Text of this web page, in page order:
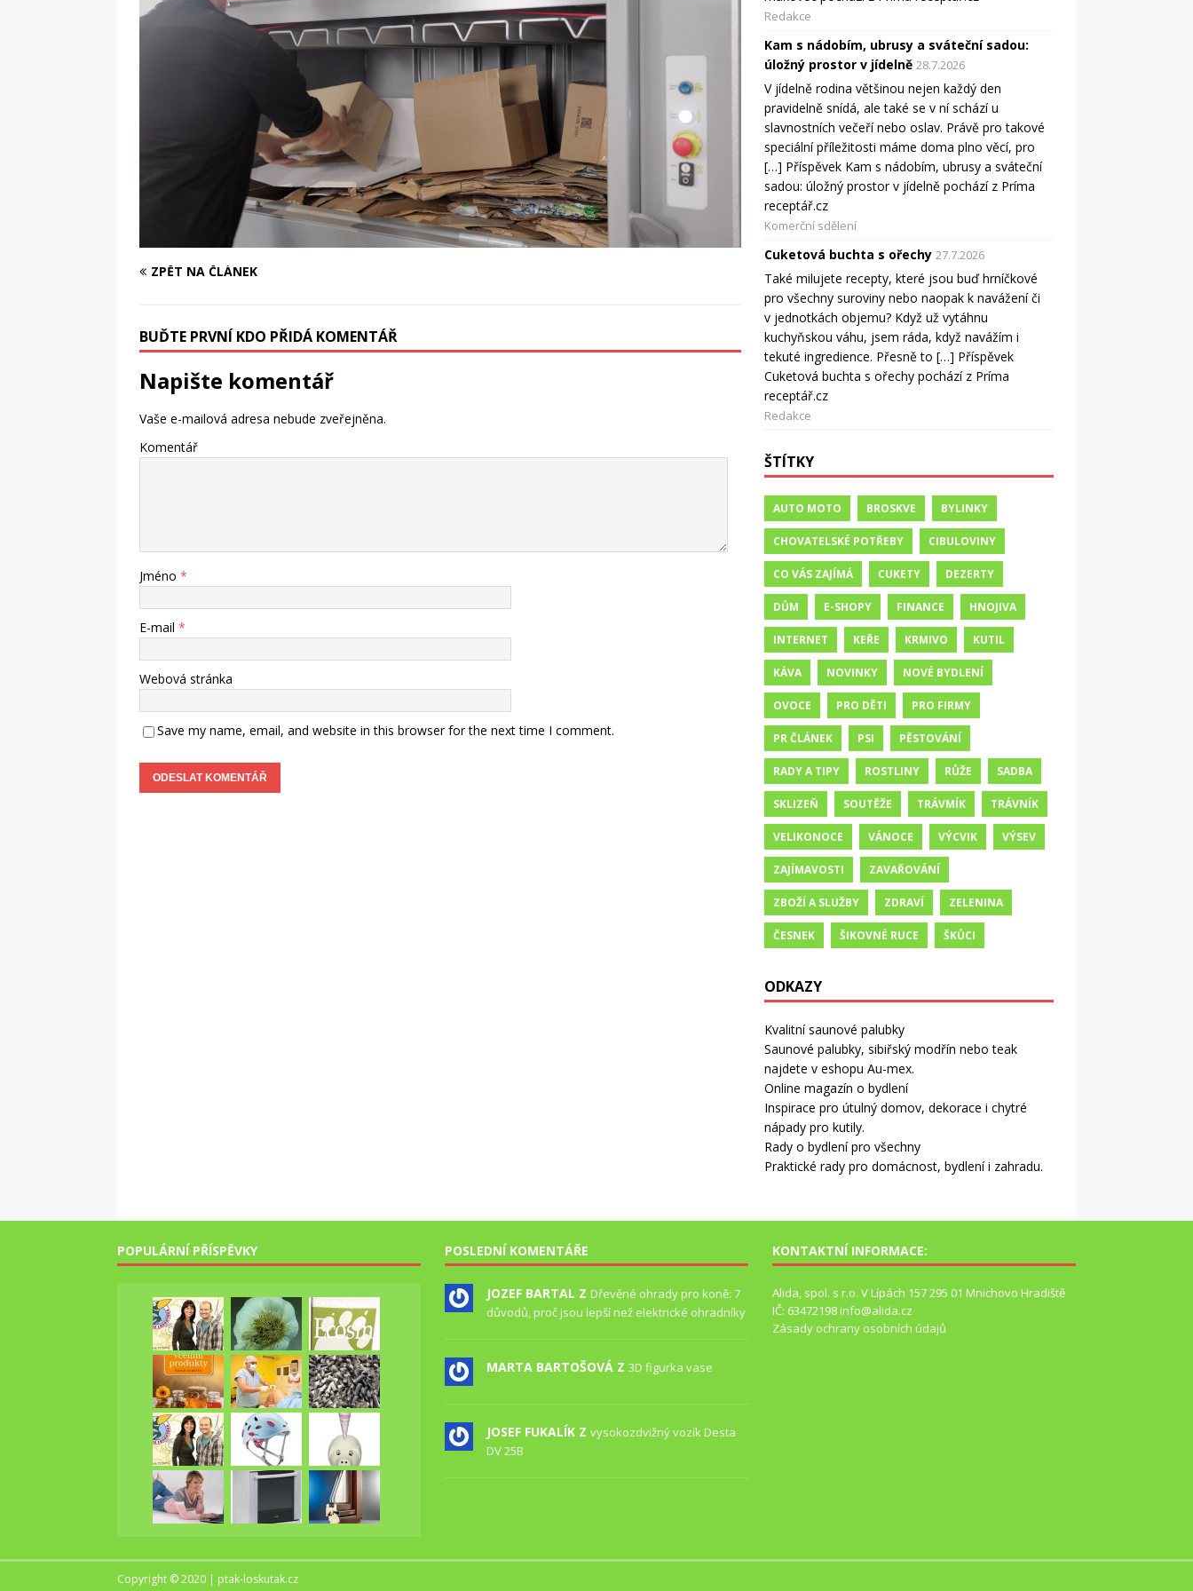
vyplatí?
ZPĚT NA ČLÁNEK
BUĎTE PRVNÍ KDO PŘIDÁ KOMENTÁŘ
Napište komentář
Vaše e-mailová adresa nebude zveřejněna.
Komentář
Jméno *
E-mail *
Webová stránka
Save my name, email, and website in this browser for the next time I comment.
Redakce
Kam s nádobím, ubrusy a sváteční sadou:
úložný prostor v jídelně 28.7.2026
V jídelně rodina většinou nejen každý den
pravidelně snídá, ale také se v ní schází u
slavnostních večeří nebo oslav. Právě pro takové
speciální příležitosti máme doma plno věcí, pro
[…] Příspěvek Kam s nádobím, ubrusy a sváteční
sadou: úložný prostor v jídelně pochází z Príma
receptář.cz
Komerční sdělení
Cuketová buchta s ořechy 27.7.2026
Také milujete recepty, které jsou buď hrníčkové
pro všechny suroviny nebo naopak k navážení či
v jednotkách objemu? Když už vytáhnu
kuchyňskou váhu, jsem ráda, když navážím i
tekuté ingredience. Přesně to […] Příspěvek
Cuketová buchta s ořechy pochází z Príma
receptář.cz
Redakce
ŠTÍTKY
AUTO MOTO BROSKVE BYLINKY
CHOVATELSKÉ POTŘEBY CIBULOVINY
CO VÁS ZAJÍMÁ CUKETY DEZERTY
DŮM E-SHOPY FINANCE HNOJIVA
INTERNET KEŘE KRMIVO KUTIL
KÁVA NOVINKY NOVÉ BYDLENÍ
OVOCE PRO DĚTI PRO FIRMY
PR ČLÁNEK PSI PĚSTOVÁNÍ
RADY A TIPY ROSTLINY RŮŽE SADBA
SKLIZEŇ SOUTĚŽE TRÁVMÍK TRÁVNÍK
VELIKONOCE VÁNOCE VÝCVIK VÝSEV
ZAJÍMAVOSTI ZAVAŘOVÁNÍ
ZBOŽÍ A SLUŽBY ZDRAVÍ ZELENINA
ČESNEK ŠIKOVNÉ RUCE ŠKŮCI
ODKAZY
Kvalitní saunové palubky
Saunové palubky, sibiřský modřín nebo teak
najdete v eshopu Au-mex.
Online magazín o bydlení
Inspirace pro útulný domov, dekorace i chytré
nápady pro kutily.
Rady o bydlení pro všechny
Praktické rady pro domácnost, bydlení i zahradu.
POPULÁRNÍ PŘÍSPĚVKY POSLEDNÍ KOMENTÁŘE
JOZEF BARTAL Z Dřevěné ohrady pro koně: 7
důvodů, proč jsou lepší než elektrické ohradníky
MARTA BARTOŠOVÁ Z 3D figurka vase
JOSEF FUKALÍK Z vysokozdvižný vozík Desta
DV 25B
KONTAKTNÍ INFORMACE:
Alida, spol. s r.o. V Lípách 157 295 01 Mnichovo Hradiště
IČ: 63472198 info@alida.cz
Zásady ochrany osobních údajů
Copyright © 2020 | ptak-loskutak.cz